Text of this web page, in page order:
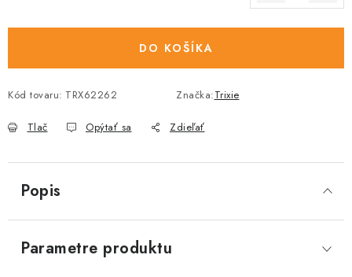
DO KOŠÍKA
Kód tovaru: TRX62262 Značka:Trixie
Tlač Opýtať sa Zdieľať
Popis
Parametre produktu